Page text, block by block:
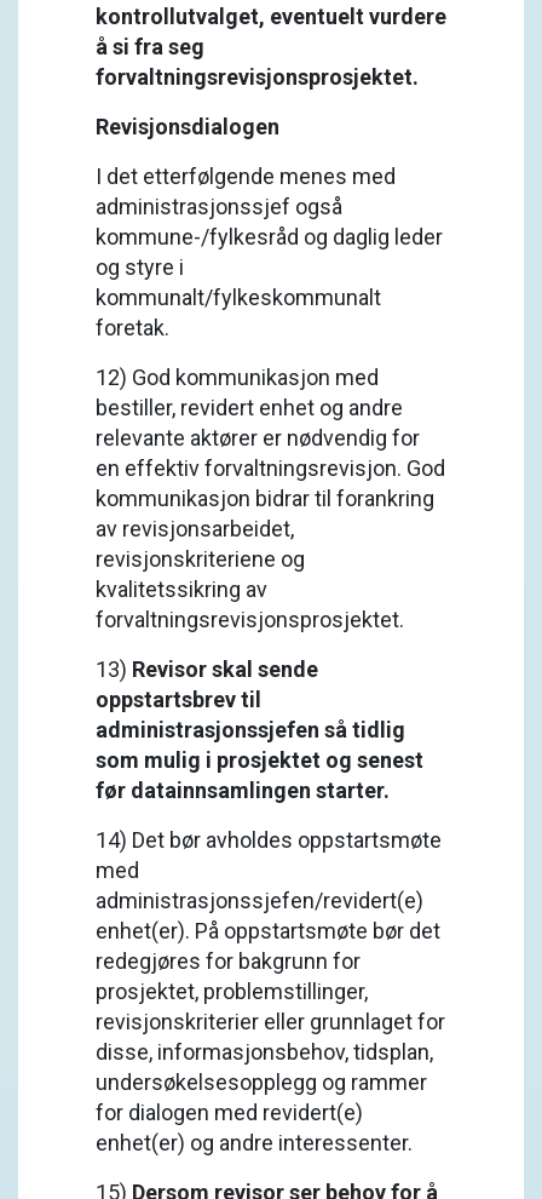
kontrollutvalget, eventuelt vurdere
å si fra seg
forvaltningsrevisjonsprosjektet.
Revisjonsdialogen
I det etterfølgende menes med
administrasjonssjef også
kommune-/fylkesråd og daglig leder
og styre i
kommunalt/fylkeskommunalt
foretak.
12) God kommunikasjon med
bestiller, revidert enhet og andre
relevante aktører er nødvendig for
en effektiv forvaltningsrevisjon. God
kommunikasjon bidrar til forankring
av revisjonsarbeidet,
revisjonskriteriene og
kvalitetssikring av
forvaltningsrevisjonsprosjektet.
13) Revisor skal sende
oppstartsbrev til
administrasjonssjefen så tidlig
som mulig i prosjektet og senest
før datainnsamlingen starter.
14) Det bør avholdes oppstartsmøte
med
administrasjonssjefen/revidert(e)
enhet(er). På oppstartsmøte bør det
redegjøres for bakgrunn for
prosjektet, problemstillinger,
revisjonskriterier eller grunnlaget for
disse, informasjonsbehov, tidsplan,
undersøkelsesopplegg og rammer
for dialogen med revidert(e)
enhet(er) og andre interessenter.
15) Dersom revisor ser behov for å